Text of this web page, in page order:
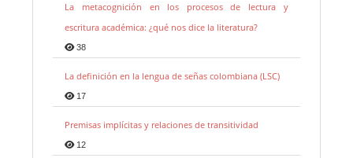
La metacognición en los procesos de lectura y
escritura académica: ¿qué nos dice la literatura?
38
La definición en la lengua de señas colombiana (LSC)
17
Premisas implícitas y relaciones de transitividad
12